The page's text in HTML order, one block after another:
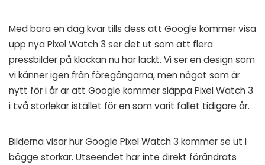
Med bara en dag kvar tills dess att Google kommer visa
upp nya Pixel Watch 3 ser det ut som att flera
pressbilder på klockan nu har läckt. Vi ser en design som
vi känner igen från föregångarna, men något som är
nytt för i år är att Google kommer släppa Pixel Watch 3
i två storlekar istället för en som varit fallet tidigare år.
Bilderna visar hur Google Pixel Watch 3 kommer se ut i
bägge storkar. Utseendet har inte direkt förändrats